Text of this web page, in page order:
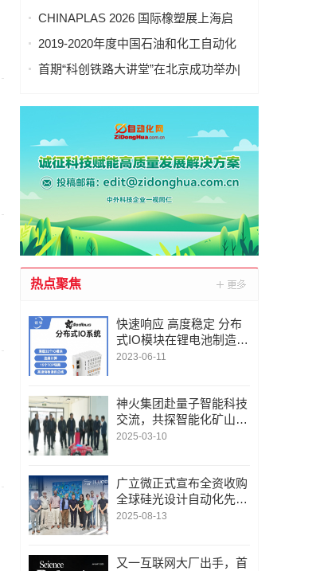
防火电缆国内一线品牌推荐排名名单
CHINAPLAS 2026 国际橡塑展上海启
幕！5,000余家全球展商共塑智能绿色橡
2019-2020年度中国石油和化工自动化
行业科学技术奖拟授奖公示
首期“科创铁路大讲堂”在北京成功举办|
人工智能驱动新一代技术变革》主题讲
热点聚焦
快速响应 高度稳定 分布
式IO模块在锂电池制造的
优势揭秘 | 支持Modbu
rnet/IP、BACnet/IP等多
种协议
2023-06-11
神火集团赴量子智能科技
交流，共探智能化矿山新
未来
2025-03-10
广立微正式宣布全资收购
全球硅光设计自动化先锋
LUCEDA
2025-08-13
又一互联网大厂出手，首